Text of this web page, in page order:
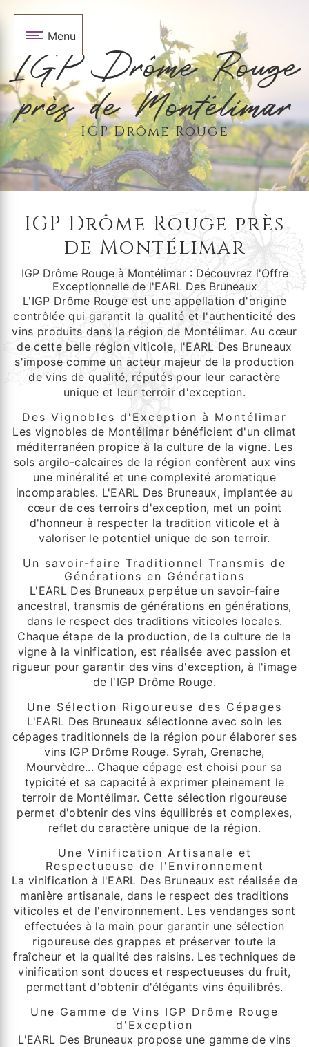
Menu
IGP Drôme Rouge
près de Montélimar
IGP Drôme Rouge
IGP Drôme Rouge près
de Montélimar
IGP Drôme Rouge à Montélimar : Découvrez l'Offre
Exceptionnelle de l'EARL Des Bruneaux
L'IGP Drôme Rouge est une appellation d'origine
contrôlée qui garantit la qualité et l'authenticité des
vins produits dans la région de Montélimar. Au cœur
de cette belle région viticole, l'EARL Des Bruneaux
s'impose comme un acteur majeur de la production
de vins de qualité, réputés pour leur caractère
unique et leur terroir d'exception.
Des Vignobles d'Exception à Montélimar
Les vignobles de Montélimar bénéficient d'un climat
méditerranéen propice à la culture de la vigne. Les
sols argilo-calcaires de la région confèrent aux vins
une minéralité et une complexité aromatique
incomparables. L'EARL Des Bruneaux, implantée au
cœur de ces terroirs d'exception, met un point
d'honneur à respecter la tradition viticole et à
valoriser le potentiel unique de son terroir.
Un savoir-faire Traditionnel Transmis de
Générations en Générations
L'EARL Des Bruneaux perpétue un savoir-faire
ancestral, transmis de générations en générations,
dans le respect des traditions viticoles locales.
Chaque étape de la production, de la culture de la
vigne à la vinification, est réalisée avec passion et
rigueur pour garantir des vins d'exception, à l'image
de l'IGP Drôme Rouge.
Une Sélection Rigoureuse des Cépages
L'EARL Des Bruneaux sélectionne avec soin les
cépages traditionnels de la région pour élaborer ses
vins IGP Drôme Rouge. Syrah, Grenache,
Mourvèdre... Chaque cépage est choisi pour sa
typicité et sa capacité à exprimer pleinement le
terroir de Montélimar. Cette sélection rigoureuse
permet d'obtenir des vins équilibrés et complexes,
reflet du caractère unique de la région.
Une Vinification Artisanale et
Respectueuse de l'Environnement
La vinification à l'EARL Des Bruneaux est réalisée de
manière artisanale, dans le respect des traditions
viticoles et de l'environnement. Les vendanges sont
effectuées à la main pour garantir une sélection
rigoureuse des grappes et préserver toute la
fraîcheur et la qualité des raisins. Les techniques de
vinification sont douces et respectueuses du fruit,
permettant d'obtenir d'élégants vins équilibrés.
Une Gamme de Vins IGP Drôme Rouge
d'Exception
L'EARL Des Bruneaux propose une gamme de vins